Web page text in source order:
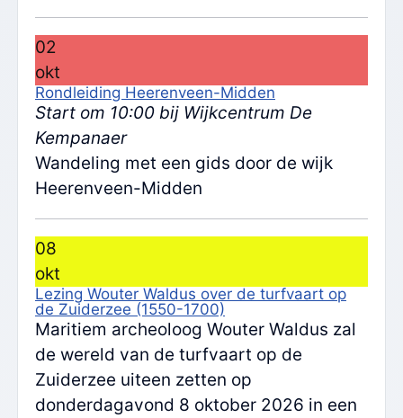
02
okt
Rondleiding Heerenveen-Midden
Start om 10:00 bij Wijkcentrum De
Kempanaer
Wandeling met een gids door de wijk
Heerenveen-Midden
08
okt
Lezing Wouter Waldus over de turfvaart op
de Zuiderzee (1550-1700)
Maritiem archeoloog Wouter Waldus zal
de wereld van de turfvaart op de
Zuiderzee uiteen zetten op
donderdagavond 8 oktober 2026 in een